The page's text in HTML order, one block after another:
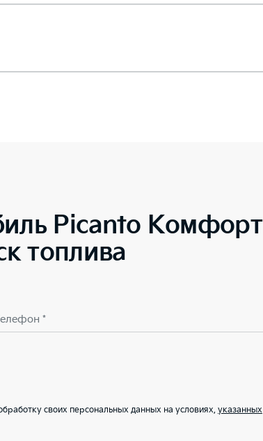
Picanto Комфорт
топлива
*
своих персональных данных на условиях, указанных